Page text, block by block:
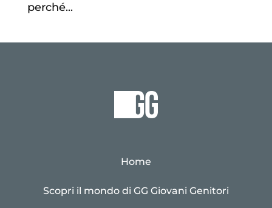
perché...
Home
Scopri il mondo di GG Giovani Genitori